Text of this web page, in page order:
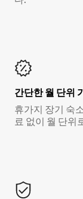
간단한 월 단위
휴가지 장기 숙
료 없이 월 단위